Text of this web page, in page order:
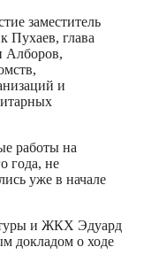
заместитель
Пухаев, глава
Алборов,
и
работы на
года, не
уже в начале
и ЖКХ Эдуард
докладом о ходе